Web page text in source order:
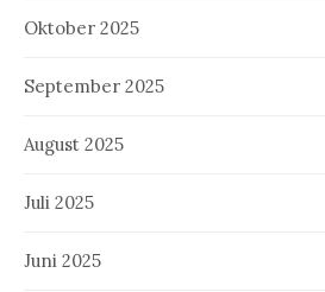
Oktober 2025
September 2025
August 2025
Juli 2025
Juni 2025